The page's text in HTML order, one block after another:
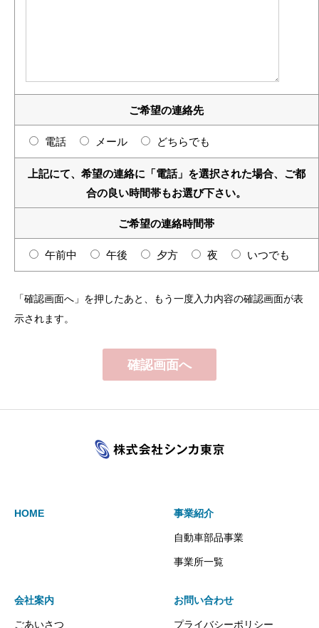
ご希望の連絡先
電話 メール どちらでも
上記にて、希望の連絡に「電話」を選択された場合、ご都
合の良い時間帯もお選び下さい。
ご希望の連絡時間帯
午前中 午後 夕方 夜 いつでも
「確認画面へ」を押したあと、もう一度入力内容の確認画面が表
示されます。
HOME 事業紹介
自動車部品事業
事業所一覧
会社案内
ごあいさつ
お問い合わせ
プライバシーポリシー